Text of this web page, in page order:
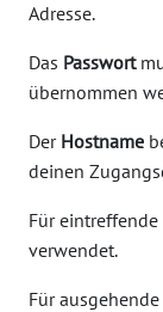
Adresse.
Das Passwort
übernommen
Der Hostname
deinen
Für
verwendet.
Für